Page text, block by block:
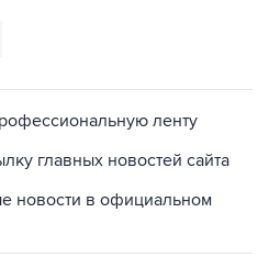
ленту
главных новостей сайта
новости в официальном